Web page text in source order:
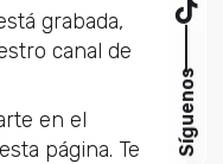
grabada,
canal de
en el
página. Te
Síguenos